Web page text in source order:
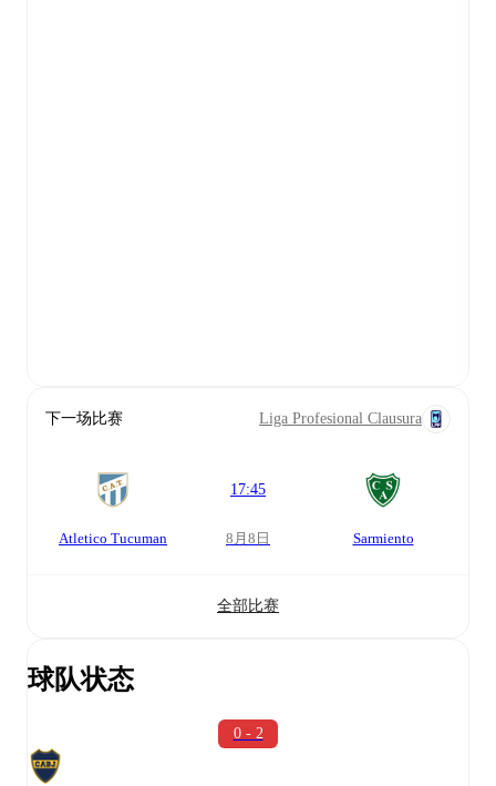
下一场比赛 Liga Profesional Clausura
Atletico Tucuman
17:45
8月8日 Sarmiento
全部比赛
球队状态
0 - 2